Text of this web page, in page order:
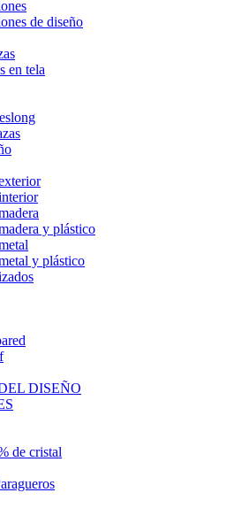
de diseño
en tela
y plástico
y plástico
DISEÑO
de cristal